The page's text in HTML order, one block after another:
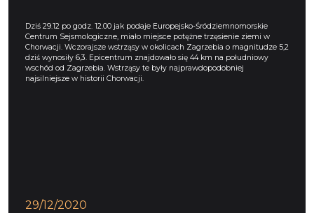
Dziś 29.12 po godz. 12.00 jak podaje Europejsko-Śródziemnomorskie
Centrum Sejsmologiczne, miało miejsce potężne trzęsienie ziemi w
Chorwacji. Wczorajsze wstrząsy w okolicach Zagrzebia o magnitudze 5,2
dziś wynosiły 6,3. Epicentrum znajdowało się 44 km na południowy
wschód od Zagrzebia. Wstrząsy te były najprawdopodobniej
najsilniejsze w historii Chorwacji.
29/12/2020